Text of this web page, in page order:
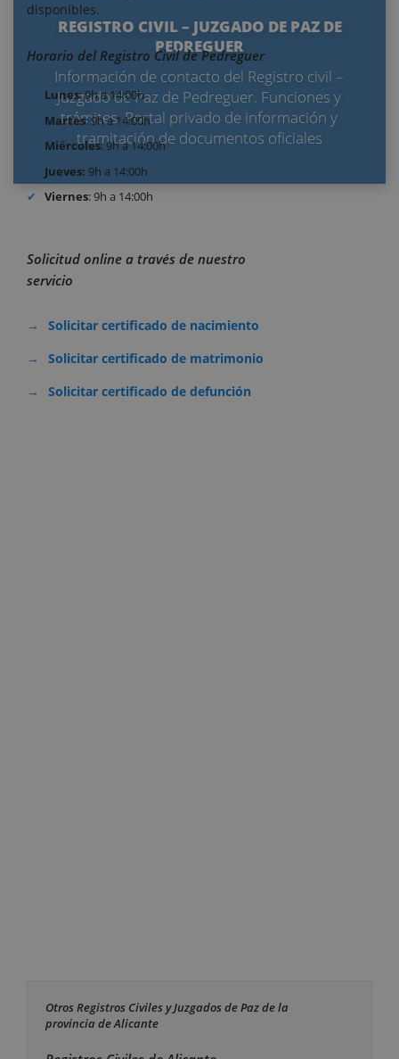
REGISTRO CIVIL – JUZGADO DE PAZ DE
PEDREGUER
Información de contacto del Registro civil –
Juzgado de Paz de Pedreguer. Funciones y
trámites. Portal privado de información y
tramitación de documentos oficiales
disponibles.
Horario del Registro Civil de Pedreguer
Lunes: 9h a 14:00h
Martes: 9h a 14:00h
Miércoles: 9h a 14:00h
Jueves: 9h a 14:00h
Viernes: 9h a 14:00h
Solicitud online a través de nuestro
servicio
Solicitar certificado de nacimiento
Solicitar certificado de matrimonio
Solicitar certificado de defunción
Otros Registros Civiles y Juzgados de Paz de la
provincia de Alicante